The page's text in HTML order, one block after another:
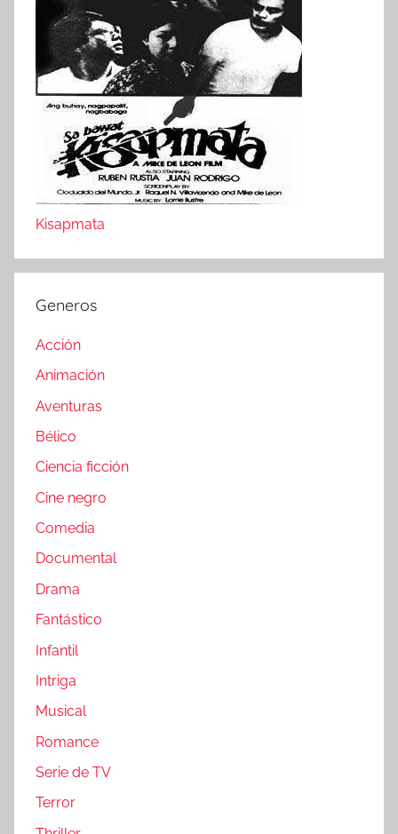
Kisapmata
Generos
Acción
Animación
Aventuras
Bélico
Ciencia ficción
Cine negro
Comedia
Documental
Drama
Fantástico
Infantil
Intriga
Musical
Romance
Serie de TV
Terror